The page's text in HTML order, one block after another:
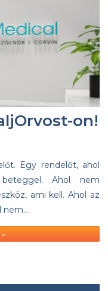
on!
Egy rendelőt, ahol
Ahol nem
ami kell. Ahol az
nem…